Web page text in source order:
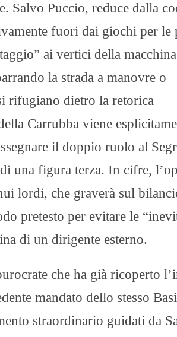
Salvo Puccio, reduce dalla
fuori dai giochi per le
ai vertici della macchina
la strada a manovre o
rifugiano dietro la retorica
Carrubba viene
il doppio ruolo al
una figura terza. In cifre,
lordi, che graverà sul
pretesto per evitare le
di un dirigente esterno.​
che ha già ricoperto
mandato dello stesso
straordinario guidati da